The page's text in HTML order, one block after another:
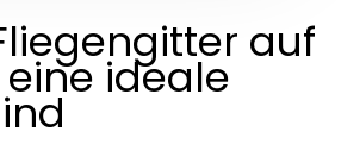
auf
ideale